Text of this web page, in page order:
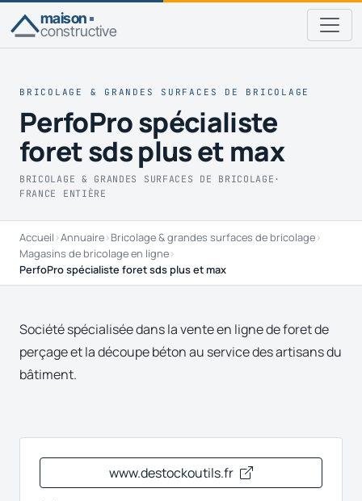
maison
constructive
BRICOLAGE & GRANDES SURFACES DE BRICOLAGE
PerfoPro spécialiste
foret sds plus et max
BRICOLAGE & GRANDES SURFACES DE BRICOLAGE ·
FRANCE ENTIÈRE
Accueil ›Annuaire›Bricolage & grandes surfaces de bricolage›
Magasins de bricolage en ligne›
PerfoPro spécialiste foret sds plus et max
Société spécialisée dans la vente en ligne de foret de
perçage et la découpe béton au service des artisans du
bâtiment.
www.destockoutils.fr